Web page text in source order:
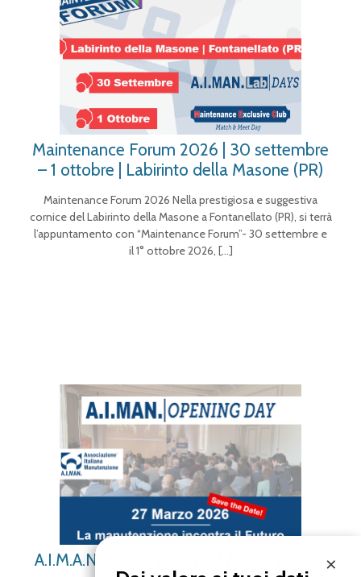
Maintenance Forum 2026 | 30 settembre
– 1 ottobre | Labirinto della Masone (PR)
Maintenance Forum 2026 Nella prestigiosa e suggestiva
cornice del Labirinto della Masone a Fontanellato (PR), si terrà
l’appuntamento con “Maintenance Forum”- 30 settembre e
il 1° ottobre 2026, […]
A.I.M.A.N. Opening Day 27 Marzo 2026 –×